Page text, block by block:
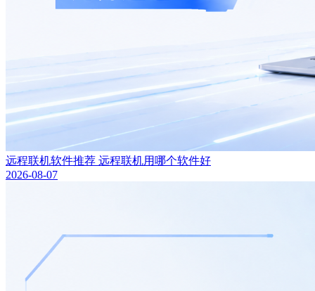
远程联机软件推荐 远程联机用哪个软件好
2026-08-07